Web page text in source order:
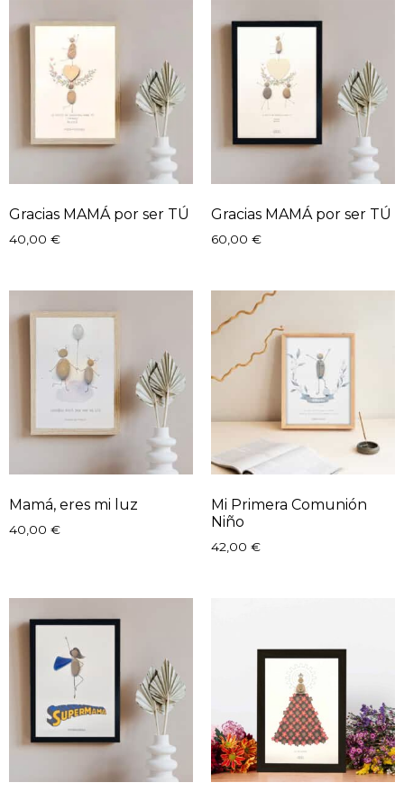
Gracias MAMÁ por ser TÚ
40,00 €
Gracias MAMÁ por ser TÚ
60,00 €
Mamá, eres mi luz
40,00 €
Mi Primera Comunión
Niño
42,00 €